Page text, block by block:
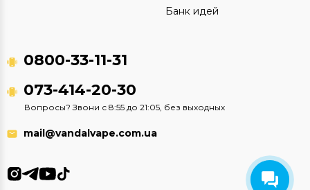
Банк идей
0800-33-11-31
073-414-20-30
Вопросы? Звони с 8:55 до 21:05, без выходных
mail@vandalvape.com.ua